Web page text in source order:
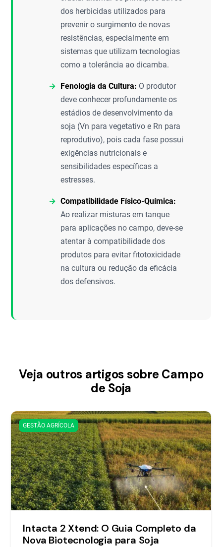
dos herbicidas utilizados para
prevenir o surgimento de novas
resistências, especialmente em
sistemas que utilizam tecnologias
como a tolerância ao dicamba.
Fenologia da Cultura: O produtor
deve conhecer profundamente os
estádios de desenvolvimento da
soja (Vn para vegetativo e Rn para
reprodutivo), pois cada fase possui
exigências nutricionais e
sensibilidades específicas a
estresses.
Compatibilidade Físico-Química:
Ao realizar misturas em tanque
para aplicações no campo, deve-se
atentar à compatibilidade dos
produtos para evitar fitotoxicidade
na cultura ou redução da eficácia
dos defensivos.
Veja outros artigos sobre Campo
de Soja
GESTÃO AGRÍCOLA
Intacta 2 Xtend: O Guia Completo da
Nova Biotecnologia para Soja